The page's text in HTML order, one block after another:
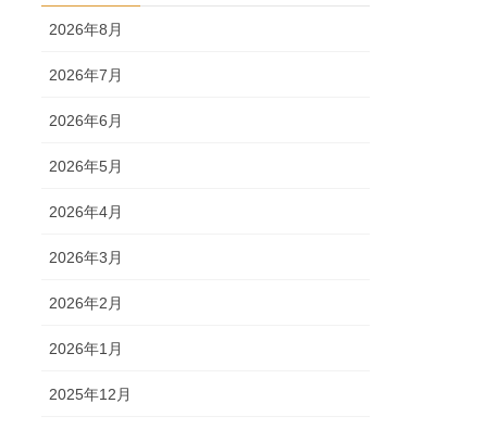
2026年8月
2026年7月
2026年6月
2026年5月
2026年4月
2026年3月
2026年2月
2026年1月
2025年12月